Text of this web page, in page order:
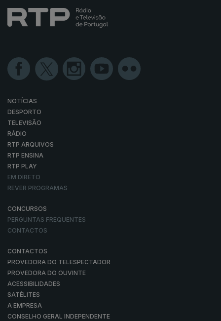
NOTÍCIAS
DESPORTO
TELEVISÃO
RÁDIO
RTP ARQUIVOS
RTP ENSINA
RTP PLAY
EM DIRETO
REVER PROGRAMAS
CONCURSOS
PERGUNTAS FREQUENTES
CONTACTOS
CONTACTOS
PROVEDORA DO TELESPECTADOR
PROVEDORA DO OUVINTE
ACESSIBILIDADES
SATÉLITES
A EMPRESA
CONSELHO GERAL INDEPENDENTE